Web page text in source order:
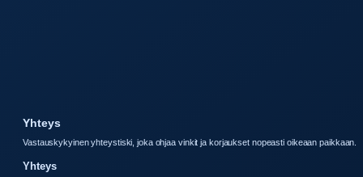
Yhteys
Vastauskykyinen yhteystiski, joka ohjaa vinkit ja korjaukset nopeasti oikeaan paikkaan.
Yhteys